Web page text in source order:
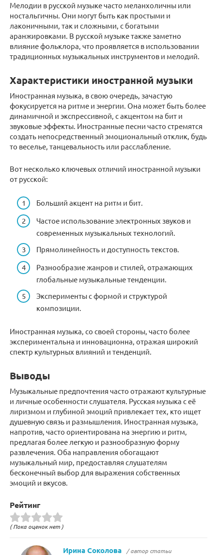
Мелодии в русской музыке часто меланхоличны или
ностальгичны. Они могут быть как простыми и
лаконичными, так и сложными, с богатыми
аранжировками. В русской музыке также заметно
влияние фольклора, что проявляется в использовании
традиционных музыкальных инструментов и мелодий.
Характеристики иностранной музыки
Иностранная музыка, в свою очередь, зачастую
фокусируется на ритме и энергии. Она может быть более
динамичной и экспрессивной, с акцентом на бит и
звуковые эффекты. Иностранные песни часто стремятся
создать непосредственный эмоциональный отклик, будь
то веселье, танцевальность или расслабление.
Вот несколько ключевых отличий иностранной музыки
от русской:
Больший акцент на ритм и бит.
Частое использование электронных звуков и
современных музыкальных технологий.
Прямолинейность и доступность текстов.
Разнообразие жанров и стилей, отражающих
глобальные музыкальные тенденции.
Эксперименты с формой и структурой
композиции.
Иностранная музыка, со своей стороны, часто более
экспериментальна и инновационна, отражая широкий
спектр культурных влияний и тенденций.
Выводы
Музыкальные предпочтения часто отражают культурные
и личные особенности слушателя. Русская музыка с её
лиризмом и глубиной эмоций привлекает тех, кто ищет
душевную связь и размышления. Иностранная музыка,
напротив, часто ориентирована на энергию и ритм,
предлагая более легкую и разнообразную форму
развлечения. Оба направления обогащают
музыкальный мир, предоставляя слушателям
бесконечный выбор для выражения собственных
эмоций и вкусов.
Рейтинг
( Пока оценок нет )
Ирина Соколова / автор статьи